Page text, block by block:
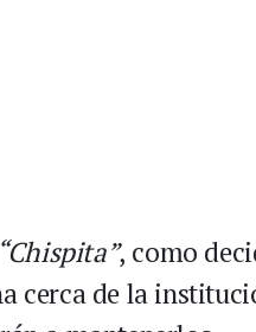
, como
cerca de la